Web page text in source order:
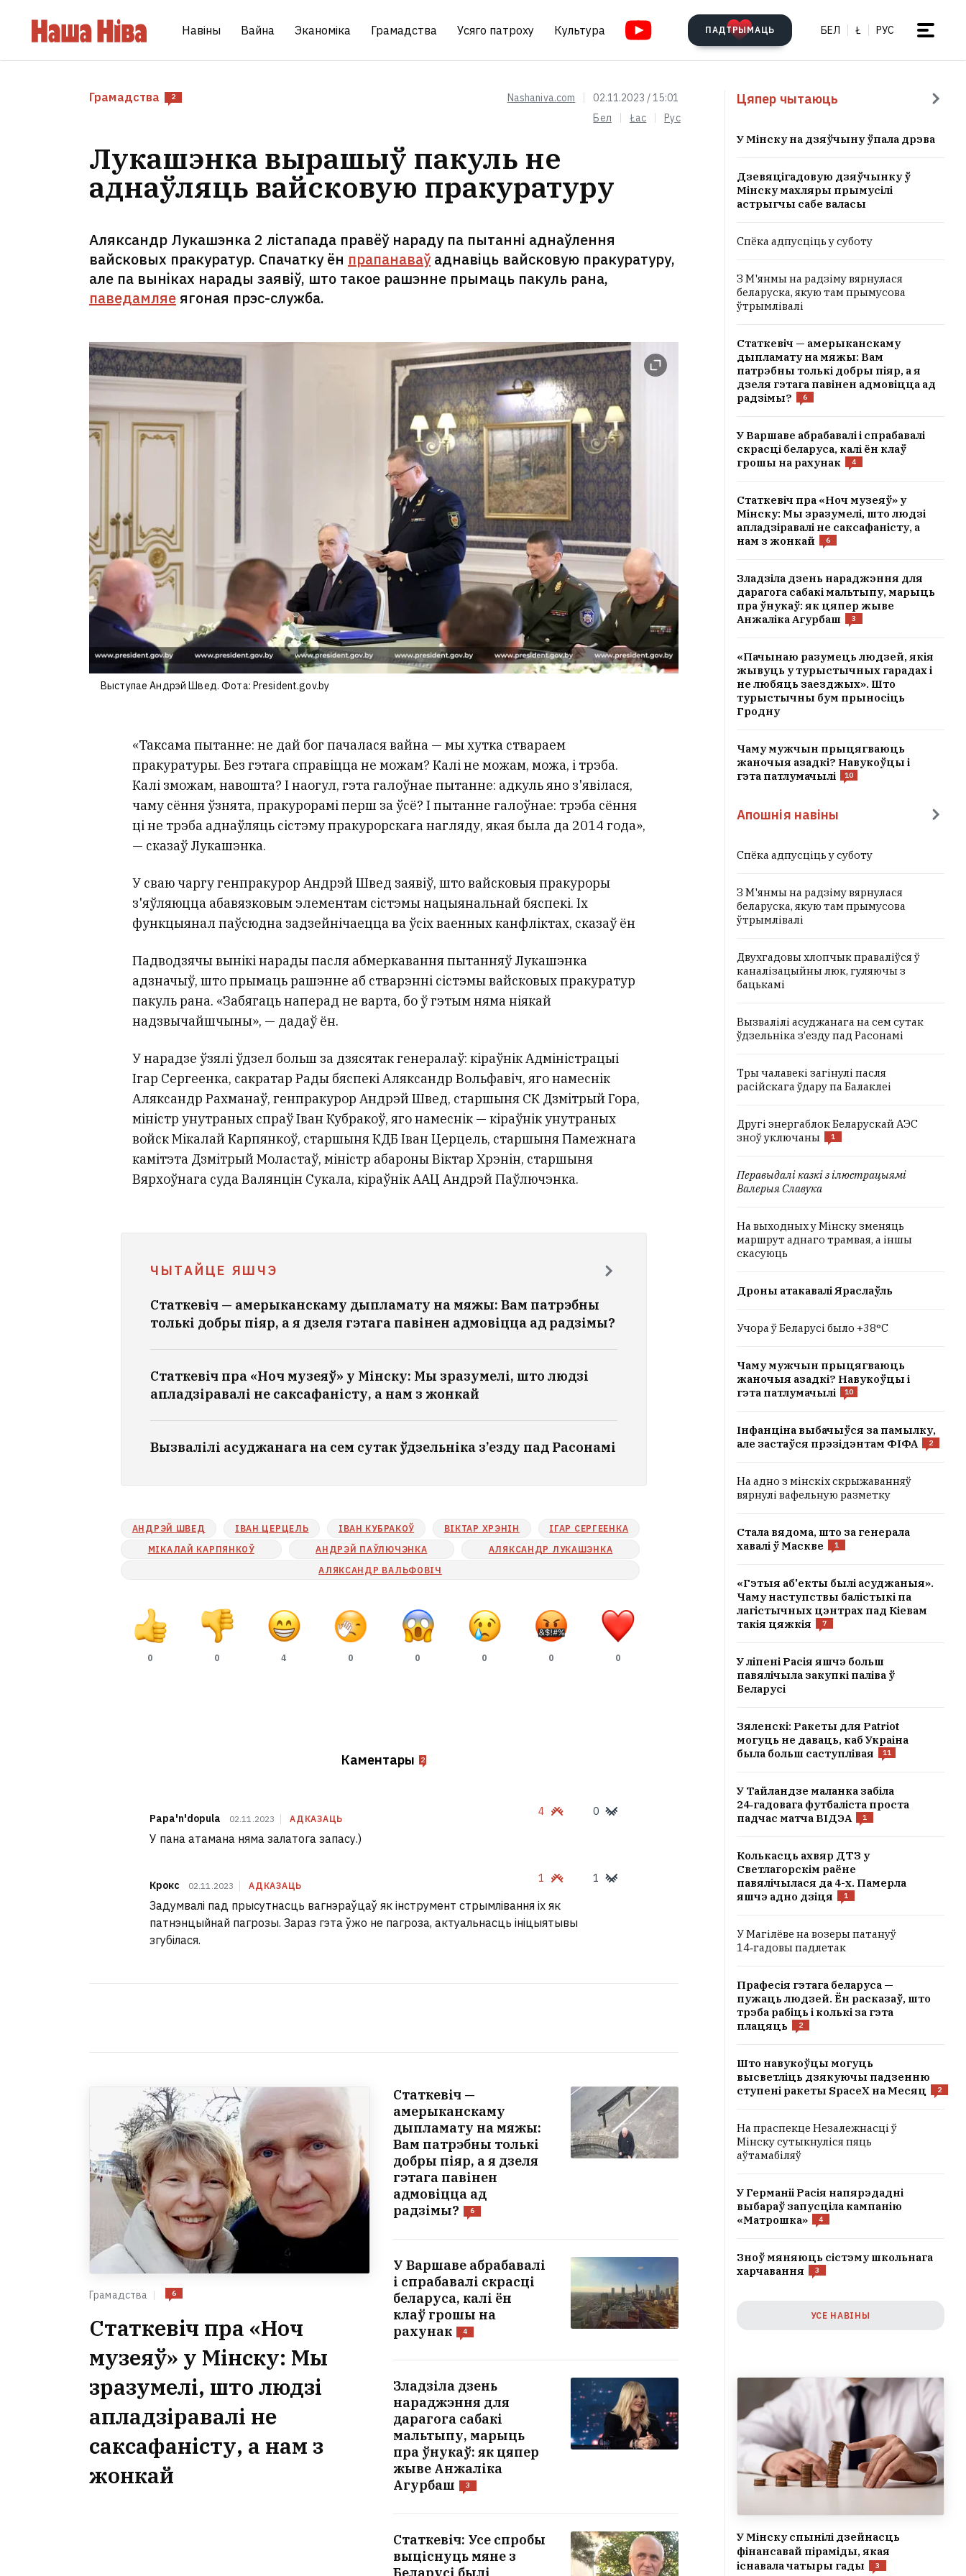
Навіны Вайна Эканоміка Грамадства Усяго патроху Культура ПАДТРЫМАЦЬ БЕЛ Ł РУС
Грамадства 2 Nashaniva.com
02.11.2023 / 15:01
Бел
Łac Рус
Лукашэнка вырашыў пакуль не
аднаўляць вайсковую пракуратуру
Аляксандр Лукашэнка 2 лістапада правёў нараду па пытанні аднаўлення
вайсковых пракуратур. Спачатку ён прапанаваўаднавіць вайсковую пракуратуру,
але па выніках нарады заявіў, што такое рашэнне прымаць пакуль рана,
паведамляе ягоная прэс-служба.
Выступае Андрэй Швед. Фота: President.gov.by
«Таксама пытанне: не дай бог пачалася вайна — мы хутка ствараем
пракуратуры. Без гэтага справіцца не можам? Калі не можам, можа, і трэба.
Калі зможам, навошта? І наогул, гэта галоўнае пытанне: адкуль яно з'явілася,
чаму сёння ўзнята, пракурорамі перш за ўсё? І пытанне галоўнае: трэба сёння
ці не трэба аднаўляць сістэму пракурорскага нагляду, якая была да 2014 года»,
— сказаў Лукашэнка.
У сваю чаргу генпракурор Андрэй Швед заявіў, што вайсковыя пракуроры
з'яўляюцца абавязковым элементам сістэмы нацыянальнай бяспекі. Іх
функцыянал паўсюдна задзейнічаецца ва ўсіх ваенных канфліктах, сказаў ён
Падводзячы вынікі нарады пасля абмеркавання пытанняў Лукашэнка
адзначыў, што прымаць рашэнне аб стварэнні сістэмы вайсковых пракуратур
пакуль рана. «Забягаць наперад не варта, бо ў гэтым няма ніякай
надзвычайшчыны», — дадаў ён.
У нарадзе ўзялі ўдзел больш за дзясятак генералаў: кіраўнік Адміністрацыі
Ігар Сергеенка, сакратар Рады бяспекі Аляксандр Вольфавіч, яго намеснік
Аляксандр Рахманаў, генпракурор Андрэй Швед, старшыня СК Дзмітрый Гора,
міністр унутраных спраў Іван Кубракоў, яго намеснік — кіраўнік унутраных
войск Мікалай Карпянкоў, старшыня КДБ Іван Церцель, старшыня Памежнага
камітэта Дзмітрый Моластаў, міністр абароны Віктар Хрэнін, старшыня
Вярхоўнага суда Валянцін Сукала, кіраўнік ААЦ Андрэй Паўлючэнка.
ЧЫТАЙЦЕ ЯШЧЭ
Статкевіч — амерыканскаму дыпламату на мяжы: Вам патрэбны
толькі добры піяр, а я дзеля гэтага павінен адмовіцца ад радзімы?
Статкевіч пра «Ноч музеяў» у Мінску: Мы зразумелі, што людзі
апладзіравалі не саксафаністу, а нам з жонкай
Вызвалілі асуджанага на сем сутак ўдзельніка з’езду пад Расонамі
АНДРЭЙ ШВЕД ІВАН ЦЕРЦЕЛЬ ІВАН КУБРАКОЎ ВІКТАР ХРЭНІН
ІГАР СЕРГЕЕНКА
МІКАЛАЙ КАРПЯНКОЎ
АНДРЭЙ ПАЎЛЮЧЭНКА
АЛЯКСАНДР ЛУКАШЭНКА
АЛЯКСАНДР ВАЛЬФОВІЧ
0 0 4 0 0 0 0 0
Каментары 2
Papa'n'dopula 02.11.2023 АДКАЗАЦЬ
4 0
У пана атамана няма залатога запасу.)
Крокc 02.11.2023 АДКАЗАЦЬ
1 1
Задумвалі пад прысутнасць вагнэраўцаў як інструмент стрымлівання іх як
патнэнцыйнай пагрозы. Зараз гэта ўжо не пагроза, актуальнасць ініцыятывы
згубілася.
Грамадства 6
Статкевіч пра «Ноч
музеяў» у Мінску: Мы
зразумелі, што людзі
апладзіравалі не
саксафаністу, а нам з
жонкай
Статкевіч —
амерыканскаму
дыпламату на мяжы:
Вам патрэбны толькі
добры піяр, а я дзеля
гэтага павінен
адмовіцца ад
радзімы?
6
У Варшаве абрабавалі
і спрабавалі скрасці
беларуса, калі ён
клаў грошы на
рахунак
4
Зладзіла дзень
нараджэння для
дарагога сабакі
мальтыпу, марыць
пра ўнукаў: як цяпер
жыве Анжаліка
Агурбаш
3
Статкевіч: Усе спробы
выціснуць мяне з
Беларусі былі
Цяпер чытаюць
У Мінску на дзяўчыну ўпала дрэва
Дзевяцігадовую дзяўчынку ў
Мінску махляры прымусілі
астрыгчы сабе валасы
Спёка адпусціць у суботу
З М'янмы на радзіму вярнулася
беларуска, якую там прымусова
ўтрымлівалі
Статкевіч — амерыканскаму
дыпламату на мяжы: Вам
патрэбны толькі добры піяр, а я
дзеля гэтага павінен адмовіцца ад
радзімы?
6
У Варшаве абрабавалі і спрабавалі
скрасці беларуса, калі ён клаў
грошы на рахунак
4
Статкевіч пра «Ноч музеяў» у
Мінску: Мы зразумелі, што людзі
апладзіравалі не саксафаністу, а
нам з жонкай
6
Зладзіла дзень нараджэння для
дарагога сабакі мальтыпу, марыць
пра ўнукаў: як цяпер жыве
Анжаліка Агурбаш
3
«Пачынаю разумець людзей, якія
жывуць у турыстычных гарадах і
не любяць заезджых». Што
турыстычны бум прыносіць
Гродну
Чаму мужчын прыцягваюць
жаночыя азадкі? Навукоўцы і
гэта патлумачылі
10
Апошнія навіны
Спёка адпусціць у суботу
З М'янмы на радзіму вярнулася
беларуска, якую там прымусова
ўтрымлівалі
Двухгадовы хлопчык праваліўся ў
каналізацыйны люк, гуляючы з
бацькамі
Вызвалілі асуджанага на сем сутак
ўдзельніка з’езду пад Расонамі
Тры чалавекі загінулі пасля
расійскага ўдару па Балаклеі
Другі энергаблок Беларускай АЭС
зноў уключаны
1
Перавыдалі казкі з ілюстрацыямі
Валерыя Славука
На выходных у Мінску зменяць
маршрут аднаго трамвая, а іншы
скасуюць
Дроны атакавалі Яраслаўль
Учора ў Беларусі было +38°C
Чаму мужчын прыцягваюць
жаночыя азадкі? Навукоўцы і
гэта патлумачылі
10
Інфанціна выбачыўся за памылку,
але застаўся прэзідэнтам ФІФА
2
На адно з мінскіх скрыжаванняў
вярнулі вафельную разметку
Стала вядома, што за генерала
хавалі ў Маскве
1
«Гэтыя аб'екты былі асуджаныя».
Чаму наступствы балістыкі па
лагістычных цэнтрах пад Кіевам
такія цяжкія
7
У ліпені Расія яшчэ больш
павялічыла закупкі паліва ў
Беларусі
Зяленскі: Ракеты для Patriot
могуць не даваць, каб Украіна
была больш саступлівая
11
У Тайландзе маланка забіла
24‑гадовага футбаліста проста
падчас матча ВІДЭА
1
Колькасць ахвяр ДТЗ у
Светлагорскім раёне
павялічылася да 4-х. Памерла
яшчэ адно дзіця
1
У Магілёве на возеры патануў
14‑гадовы падлетак
Прафесія гэтага беларуса —
пужаць людзей. Ён расказаў, што
трэба рабіць і колькі за гэта
плацяць
2
Што навукоўцы могуць
высветліць дзякуючы падзенню
ступені ракеты SpaceX на Месяц
2
На праспекце Незалежнасці ў
Мінску сутыкнуліся пяць
аўтамабіляў
У Германіі Расія напярэдадні
выбараў запусціла кампанію
«Матрошка»
4
Зноў мяняюць сістэму школьнага
харчавання
3
УСЕ НАВІНЫ
У Мінску спынілі дзейнасць
фінансавай піраміды, якая
існавала чатыры гады
3